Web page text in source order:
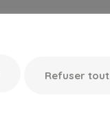
Refuser tout